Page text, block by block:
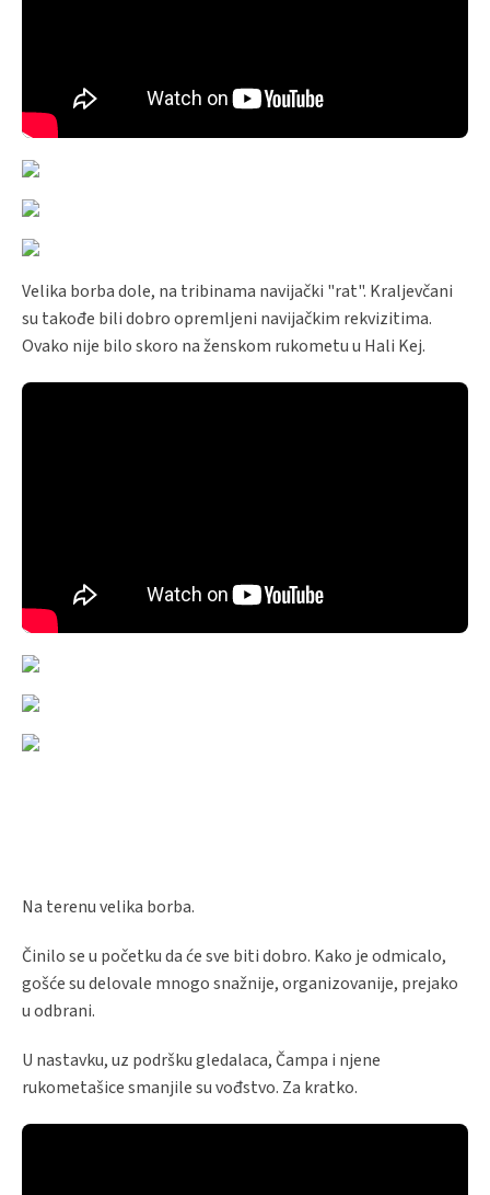
Velika borba dole, na tribinama navijački "rat". Kraljevčani
su takođe bili dobro opremljeni navijačkim rekvizitima.
Ovako nije bilo skoro na ženskom rukometu u Hali Kej.
Na terenu velika borba.
Činilo se u početku da će sve biti dobro. Kako je odmicalo,
gošće su delovale mnogo snažnije, organizovanije, prejako
u odbrani.
U nastavku, uz podršku gledalaca, Čampa i njene
rukometašice smanjile su vođstvo. Za kratko.